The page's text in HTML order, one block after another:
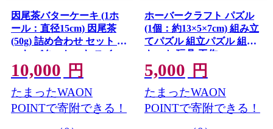
因尾茶バターケーキ (1ホ
ール：直径15cm) 因尾茶
(50g) 詰め合わせ セット ケ
ーキ バターケーキ スイー
ツ バター 茶 茶葉 お茶 釜
炒り 自家製 お菓子 おやつ
焼き菓子 洋菓子 常温
【opbw005】【クアンカ・
10,000 円
たまったWAON
POINTで寄附できる！
ホーバークラフト パズル
(1個：約13×5×7cm) 組み立
てパズル 組立パズル 組立
キット 玩具 工作
【opce003】【大分第一ホ
ーバードライブ】
5,000 円
たまったWAON
POINTで寄附できる！